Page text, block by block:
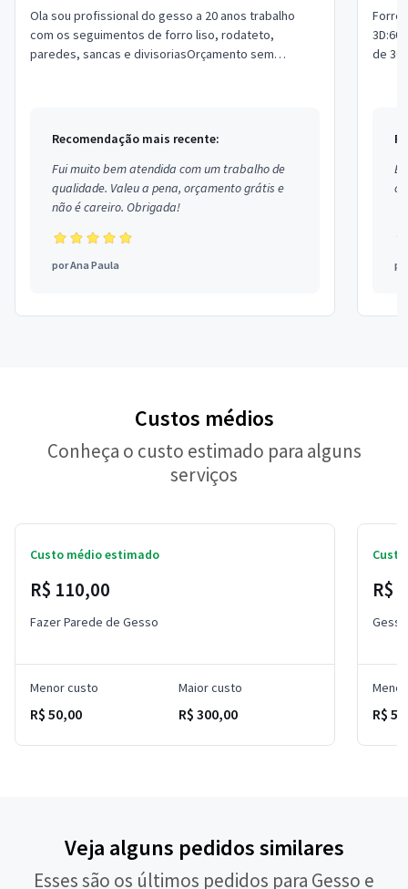
Ola sou profissional do gesso a 20 anos trabalho
com os seguimentos de forro liso, rodateto,
paredes, sancas e divisoriasOrçamento sem
Recomendação mais recente:
Fui muito bem atendida com um trabalho de
qualidade. Valeu a pena, orçamento grátis e
não é careiro. Obrigada!
porAna Paula
Forro
de
Custos médios
Conheça o custo estimado para alguns
serviços
Custo médio estimado
R$ 110,00
Fazer Parede de Gesso
Menor custo
R$ 50,00
Maior custo
R$ 300,00
R$
R$
Veja alguns pedidos similares
Esses são os últimos pedidos para Gesso e